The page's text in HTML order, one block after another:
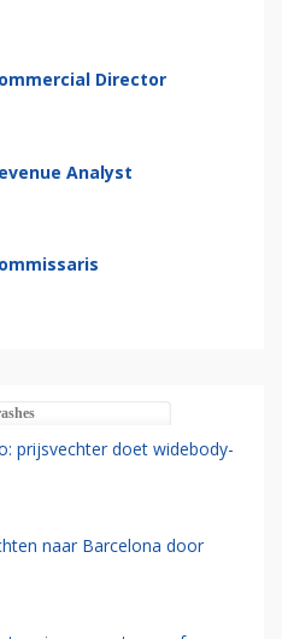
Director
Analyst
prijsvechter doet widebody-
naar Barcelona door